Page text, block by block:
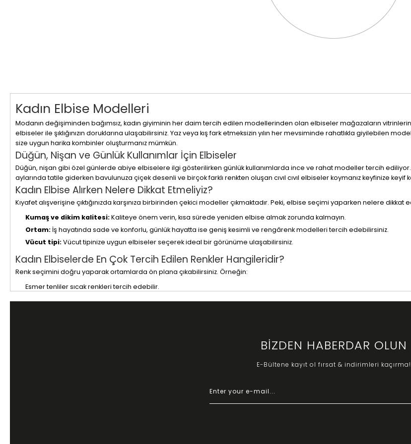
Kadın Elbise Modelleri
Modanın değişiminden bağımsız, kadın giyiminin her daim tercih edilen modellerinden olan elbiseler mağazaların
elbiseler ile şıklığınızın doruklarına ulaşabilirsiniz. Yaz veya kış fark etmeksizin yılın her mevsiminde rahatlıkla giyilebilen
size uygun harika kombinler oluşturmanız mümkün.
Düğün, Nişan ve Günlük Kullanımlar İçin Elbiseler
Düğün, nişan gibi özel günlerde abiye elbiselere ilgi gösterilirken günlük kullanımlarda ince ve rahat modeller tercih ediliyor.
aylarında tatile giderken bavulunuza çiçek desenli ve birçok farklı renkten oluşan cıvıl cıvıl elbiseler koymanız keyfinize keyif
Kadın Elbise Alırken Nelere Dikkat Etmeliyiz?
Kıyafet alışverişine çıktığınızda karşınıza birbirinden çekici modeller çıkmaktadır. Peki, elbise seçimi yaparken nelere
Kumaş ve dikim kalitesi:Kaliteye önem verin, kısa sürede yeniden elbise almak zorunda kalmayın.
Ortam: İş hayatında sade ve konforlu, günlük hayatta ise geniş kesimli ve rengârenk modelleri tercih edebilirsiniz.
Vücut tipi:Vücut tipinize uygun elbiseler seçerek ideal bir görünüme ulaşabilirsiniz.
Kadın Elbiselerde En Çok Tercih Edilen Renkler Hangileridir?
Renk seçimini doğru yaparak ortamlarda ön plana çıkabilirsiniz. Örneğin:
Esmer tenliler sıcak renkleri tercih edebilir.
BİZDEN HABERDAR OLUN
E-Bültene kayıt ol fırsat & indirimleri kaçırma!